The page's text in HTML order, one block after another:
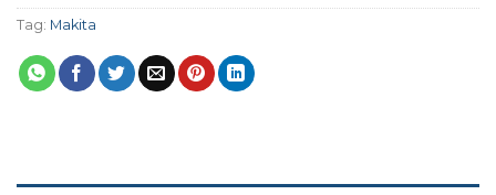
Tag: Makita